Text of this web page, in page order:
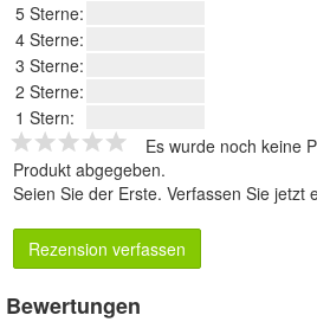
5 Sterne:
4 Sterne:
3 Sterne:
2 Sterne:
1 Stern:
Es wurde noch keine
Produkt abgegeben.
Seien Sie der Erste. Verfassen Sie jetzt
Rezension verfassen
Bewertungen